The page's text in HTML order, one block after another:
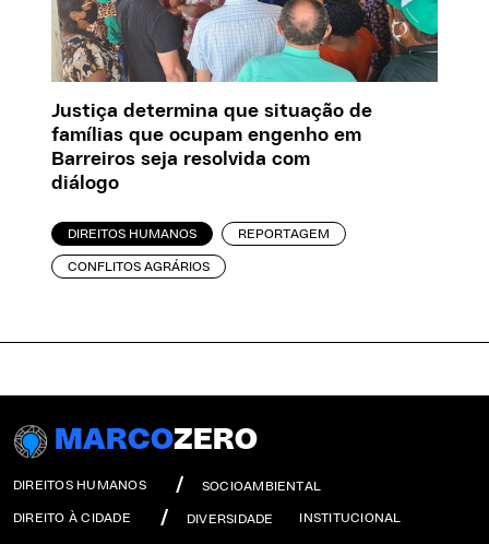
Justiça determina que situação de
famílias que ocupam engenho em
Barreiros seja resolvida com
diálogo
DIREITOS HUMANOS REPORTAGEM
CONFLITOS AGRÁRIOS
MARCOZERO
DIREITOS HUMANOS SOCIOAMBIENTAL
DIREITO À CIDADE DIVERSIDADE INSTITUCIONAL